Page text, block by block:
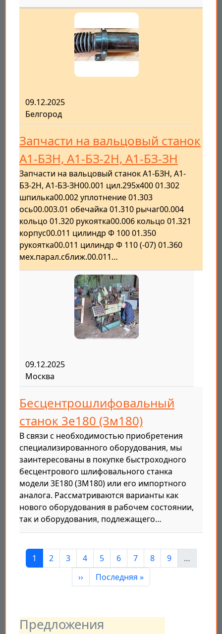
Предложения
09.12.2025
Белгород
Запчасти на вальцовый станок
А1-БЗН, А1-БЗ-2Н, А1-БЗ-ЗН
Запчасти на вальцовый станок А1-БЗН, А1-
БЗ-2Н, А1-БЗ-ЗН00.001 цил.295х400 01.302
шпилька00.002 уплотнение 01.303
ось00.003.01 обечайка 01.310 рычаг00.004
кольцо 01.320 рукоятка00.006 кольцо 01.321
корпус00.011 цилиндр Ф 100 01.350
рукоятка00.011 цилиндр Ф 110 (-07) 01.360
мех.парал.сближ.00.011…
09.12.2025
Москва
Бесцентрошлифовальный
станок 3е180 (3м180)
В связи с необходимостью приобретения
специализированного оборудования, мы
заинтересованы в покупке быстроходного
бесцентрового шлифовального станка
модели 3Е180 (3М180) или его импортного
аналога. Рассматриваются варианты как
нового оборудования в рабочем состоянии,
так и оборудования, подлежащего…
Нумерация страниц
Страница
1 Страница
2 Страница
3 Страница
4 Страница
5 Страница
6 Страница
7 Страница
8 Страница
9
…
Следующая страница
›› Последняя страница
Последняя »